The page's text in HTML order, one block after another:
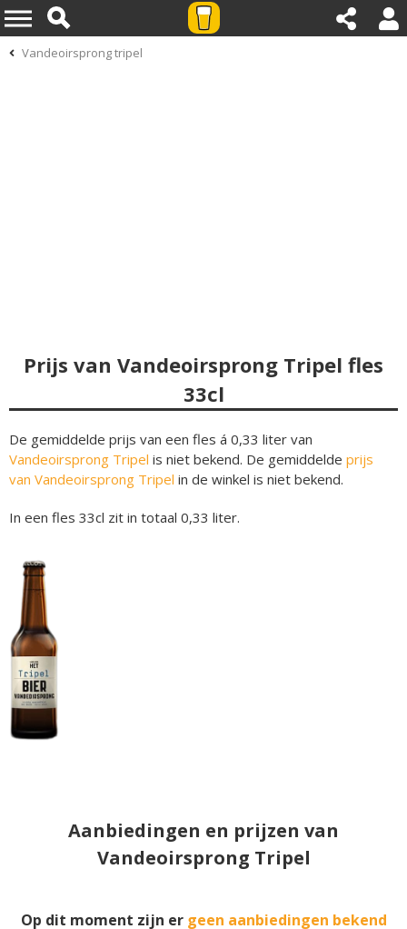
Vandeoirsprong tripel
Prijs van Vandeoirsprong Tripel fles
33cl
De gemiddelde prijs van een fles á 0,33 liter van
Vandeoirsprong Tripel is niet bekend. De gemiddelde prijs
van Vandeoirsprong Tripel in de winkel is niet bekend.
In een fles 33cl zit in totaal 0,33 liter.
Aanbiedingen en prijzen van
Vandeoirsprong Tripel
Op dit moment zijn er geen aanbiedingen bekend